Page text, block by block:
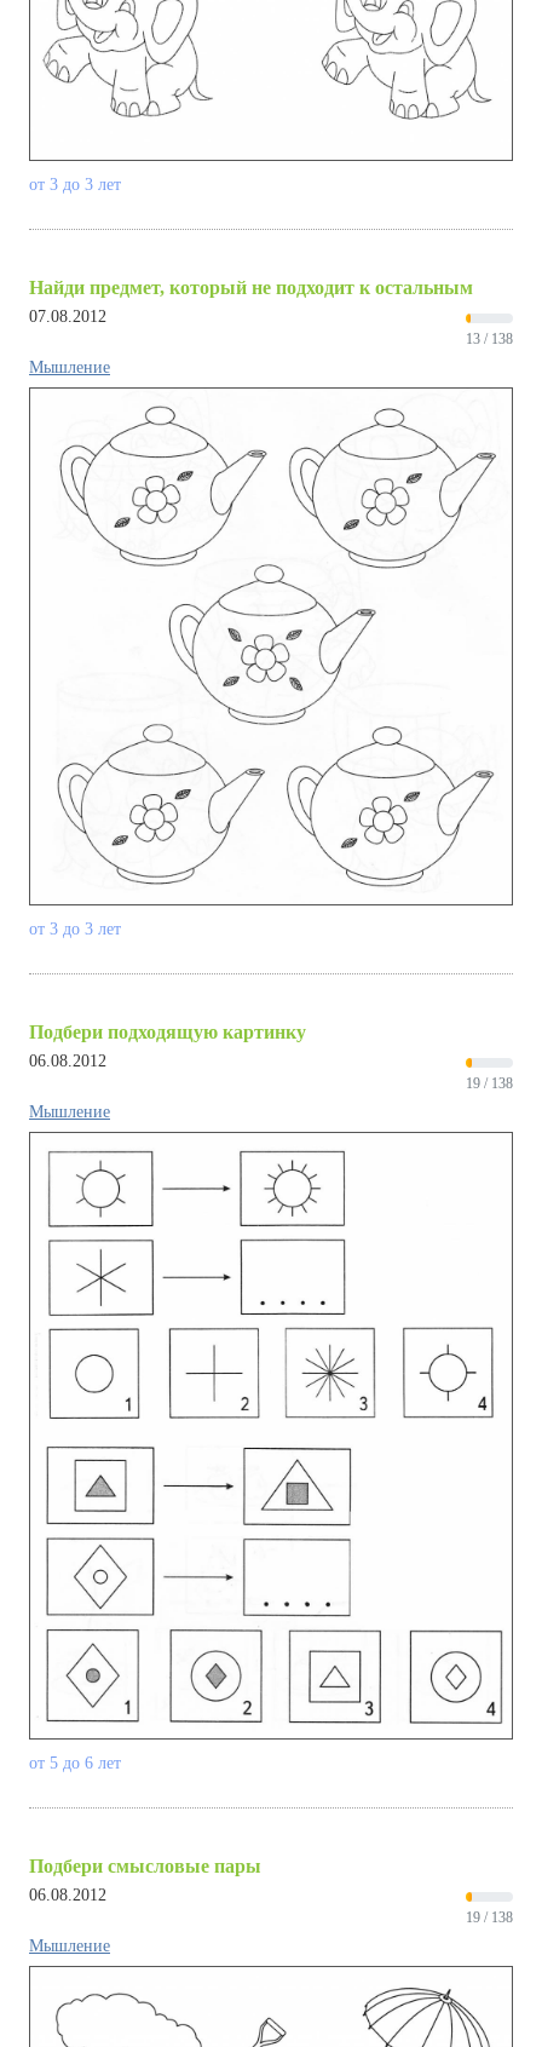
от 3 до 3 лет
Найди предмет, который не подходит к остальным
07.08.2012
13 / 138
Мышление
от 3 до 3 лет
Подбери подходящую картинку
06.08.2012
19 / 138
Мышление
от 5 до 6 лет
Подбери смысловые пары
06.08.2012
19 / 138
Мышление